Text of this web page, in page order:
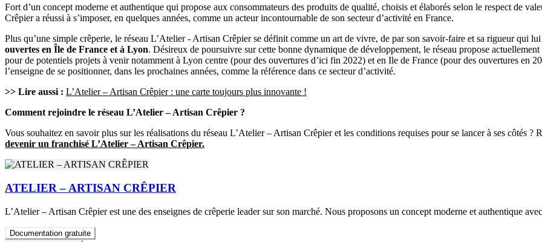
Fort d’un concept moderne et authentique qui propose aux consommateurs des produits de qualité, choisis et élaborés selon le respect de
Crêpier a réussi à s’imposer, en quelques années, comme un acteur incontournable de son secteur d’activité en France.
Plus qu’une simple crêperie, le réseau L’Atelier - Artisan Crêpier se définit comme un art de vivre, de par son savoir-faire et sa rigueur qui
ouvertes en Île de France et à Lyon. Désireux de poursuivre sur cette bonne dynamique de développement, le réseau propose
pour de potentiels projets à venir notamment à Lyon centre (pour des ouvertures d’ici fin 2022) et en Ile de France (pour des ouvertures en
l’enseigne de se positionner, dans les prochaines années, comme la référence dans ce secteur d’activité.
>> Lire aussi : L’Atelier – Artisan Crêpier : une carte toujours plus innovante !
Comment rejoindre le réseau L’Atelier – Artisan Crêpier ?
Vous souhaitez en savoir plus sur les réalisations du réseau L’Atelier – Artisan Crêpier et les conditions requises pour se lancer à ses côtés
devenir un franchisé L’Atelier – Artisan Crêpier.
ATELIER – ARTISAN CRÊPIER
L’Atelier – Artisan Crêpier est une des enseignes de crêperie leader sur son marché. Nous proposons un concept moderne et authentique
Documentation gratuite